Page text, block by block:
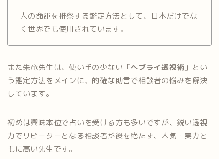
人の命運を推察する鑑定方法として、日本だけでな
く世界でも使用されています。
また朱竜先生は、使い手の少ない 「ヘブライ透視術」 とい
う鑑定方法をメインに、的確な助言で相談者の悩みを解決
しています。
初めは興味本位で占いを受ける方も多いですが、鋭い透視
力でリピーターとなる相談者が後を絶たず、人気・実力と
もに高い先生です。